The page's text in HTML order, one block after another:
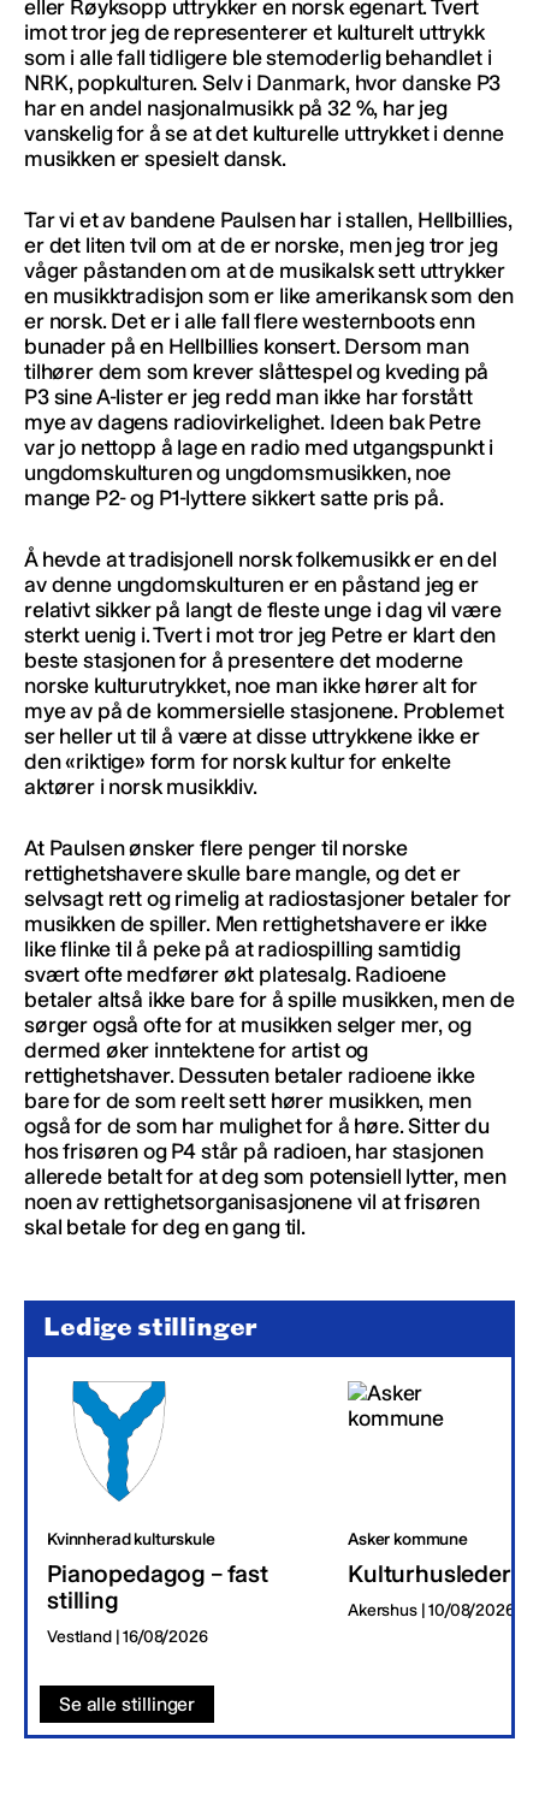
eller Røyksopp uttrykker en norsk egenart. Tvert
imot tror jeg de representerer et kulturelt uttrykk
som i alle fall tidligere ble stemoderlig behandlet i
NRK, popkulturen. Selv i Danmark, hvor danske P3
har en andel nasjonalmusikk på 32 %, har jeg
vanskelig for å se at det kulturelle uttrykket i denne
musikken er spesielt dansk.
Tar vi et av bandene Paulsen har i stallen, Hellbillies,
er det liten tvil om at de er norske, men jeg tror jeg
våger påstanden om at de musikalsk sett uttrykker
en musikktradisjon som er like amerikansk som den
er norsk. Det er i alle fall flere westernboots enn
bunader på en Hellbillies konsert. Dersom man
tilhører dem som krever slåttespel og kveding på
P3 sine A-lister er jeg redd man ikke har forstått
mye av dagens radiovirkelighet. Ideen bak Petre
var jo nettopp å lage en radio med utgangspunkt i
ungdomskulturen og ungdomsmusikken, noe
mange P2- og P1-lyttere sikkert satte pris på.
Å hevde at tradisjonell norsk folkemusikk er en del
av denne ungdomskulturen er en påstand jeg er
relativt sikker på langt de fleste unge i dag vil være
sterkt uenig i. Tvert i mot tror jeg Petre er klart den
beste stasjonen for å presentere det moderne
norske kulturutrykket, noe man ikke hører alt for
mye av på de kommersielle stasjonene. Problemet
ser heller ut til å være at disse uttrykkene ikke er
den «riktige» form for norsk kultur for enkelte
aktører i norsk musikkliv.
At Paulsen ønsker flere penger til norske
rettighetshavere skulle bare mangle, og det er
selvsagt rett og rimelig at radiostasjoner betaler for
musikken de spiller. Men rettighetshavere er ikke
like flinke til å peke på at radiospilling samtidig
svært ofte medfører økt platesalg. Radioene
betaler altså ikke bare for å spille musikken, men de
sørger også ofte for at musikken selger mer, og
dermed øker inntektene for artist og
rettighetshaver. Dessuten betaler radioene ikke
bare for de som reelt sett hører musikken, men
også for de som har mulighet for å høre. Sitter du
hos frisøren og P4 står på radioen, har stasjonen
allerede betalt for at deg som potensiell lytter, men
noen av rettighetsorganisasjonene vil at frisøren
skal betale for deg en gang til.
Ledige stillinger
Kvinnherad kulturskule
Pianopedagog – fast
stilling
Vestland | 16/08/2026
Asker kommune
Kulturhusleder
Akershus | 10/08/2026
Se alle stillinger